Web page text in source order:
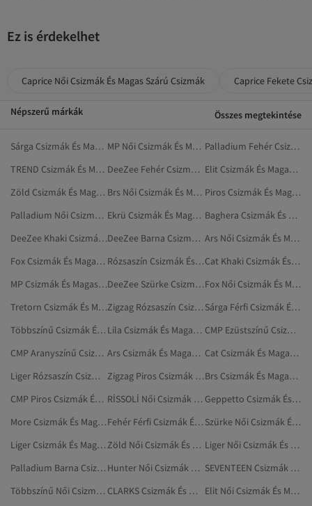
Ez is érdekelhet
Caprice Női Csizmák És Magas Szárú Csizmák Caprice Fekete
Népszerű márkák Összes megtekintése
Sárga Csizmák És Magas Szárú Csizmák MP Női Csizmák És Magas Szárú Csizmák
Palladium Fehér Csizmák És Magas Szárú Csizmák
TREND Csizmák És Magas Szárú Csizmák
DeeZee Fehér Csizmák És Magas Szárú Csizmák
Elit Csizmák És Magas Szárú Csizmák
Zöld Csizmák És Magas Szárú Csizmák
Brs Női Csizmák És Magas Szárú Csizmák
Piros Csizmák És Magas Szárú Csizmák
Palladium Női Csizmák És Magas Szárú Csizmák
Ekrü Csizmák És Magas Szárú Csizmák
Baghera Csizmák És Magas Szárú Csizmák
DeeZee Khaki Csizmák És Magas Szárú Csizmák
DeeZee Barna Csizmák És Magas Szárú Csizmák
Ars Női Csizmák És Magas Szárú Csizmák
Fox Csizmák És Magas Szárú Csizmák
Rózsaszín Csizmák És Magas Szárú Csizmák
Cat Khaki Csizmák És Magas Szárú Csizmák
MP Csizmák És Magas Szárú Csizmák
DeeZee Szürke Csizmák És Magas Szárú Csizmák
Fox Női Csizmák És Magas Szárú Csizmák
Tretorn Csizmák És Magas Szárú Csizmák
Zigzag Rózsaszín Csizmák És Magas Szárú Csizmák
Sárga Férfi Csizmák És Magas Szárú Csizmák
Többszínű Csizmák És Magas Szárú Csizmák
Lila Csizmák És Magas Szárú Csizmák
CMP Ezüstszínű Csizmák És Magas Szárú Csizmák
CMP Aranyszínű Csizmák És Magas Szárú Csizmák
Ars Csizmák És Magas Szárú Csizmák
Cat Csizmák És Magas Szárú Csizmák
Liger Rózsaszín Csizmák És Magas Szárú Csizmák
Zigzag Piros Csizmák És Magas Szárú Csizmák
Brs Csizmák És Magas Szárú Csizmák
CMP Piros Csizmák És Magas Szárú Csizmák
RİSSOLİ Női Csizmák És Magas Szárú Csizmák
Geppetto Csizmák És Magas Szárú Csizmák
More Csizmák És Magas Szárú Csizmák
Fehér Férfi Csizmák És Magas Szárú Csizmák
Szürke Női Csizmák És Magas Szárú Csizmák
Liger Csizmák És Magas Szárú Csizmák
Zöld Női Csizmák És Magas Szárú Csizmák
Liger Női Csizmák És Magas Szárú Csizmák
Palladium Barna Csizmák És Magas Szárú Csizmák
Hunter Női Csizmák És Magas Szárú Csizmák
SEVENTEEN Csizmák És Magas Szárú Csizmák
Többszínű Női Csizmák És Magas Szárú Csizmák
CLARKS Csizmák És Magas Szárú Csizmák
Elit Női Csizmák És Magas Szárú Csizmák